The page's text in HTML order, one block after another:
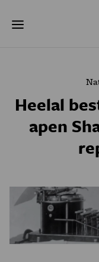
naar
PSYCHE & BREIN
PODCAST
JONGE
Heelal
apen